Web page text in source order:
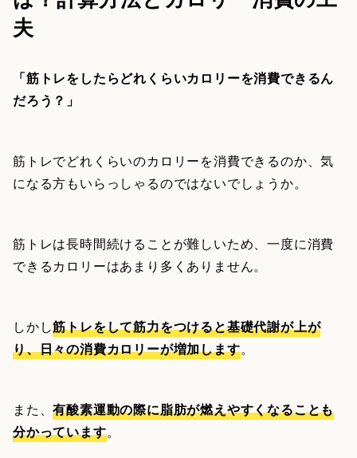
夫
「筋トレをしたらどれくらいカロリーを消費できるん
だろう？」
筋トレでどれくらいのカロリーを消費できるのか、気
になる方もいらっしゃるのではないでしょうか。
筋トレは長時間続けることが難しいため、一度に消費
できるカロリーはあまり多くありません。
しかし筋トレをして筋力をつけると基礎代謝が上が
り、日々の消費カロリーが増加します。
また、有酸素運動の際に脂肪が燃えやすくなることも
分かっています。